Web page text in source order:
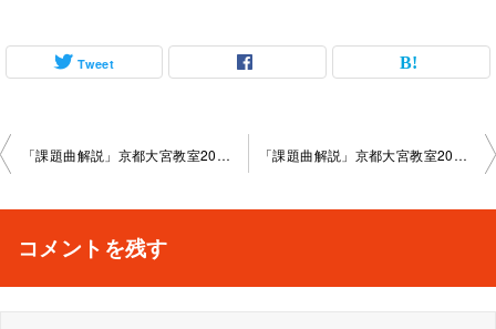
Tweet
投
ビ
「課題曲解説」京都大宮教室2025-08-23-no0003-­1005 「課題曲解説」京都大宮教室2025-09-27-no0003-­1005
コメントを残す